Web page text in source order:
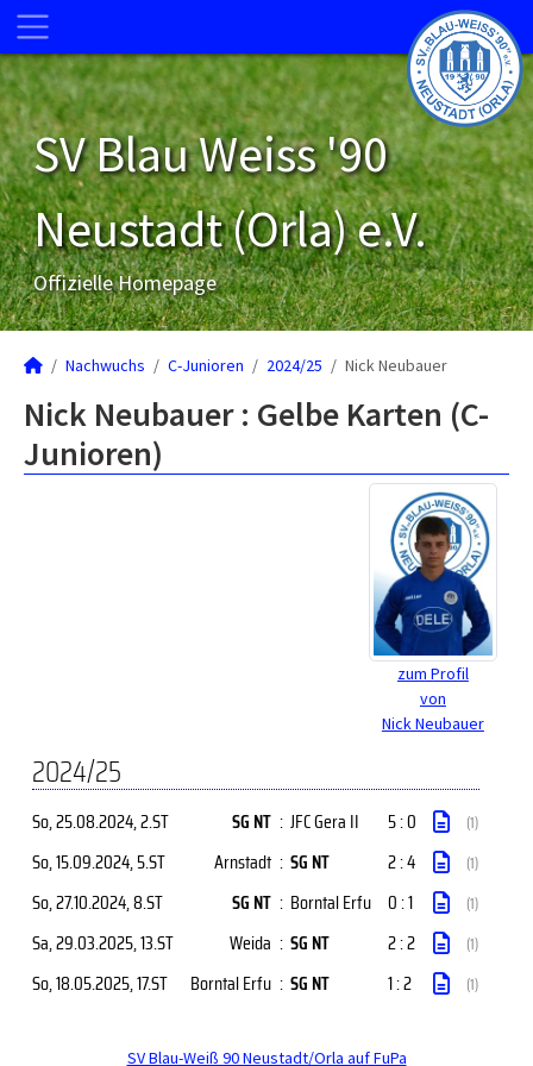
SV Blau Weiss '90
Neustadt (Orla) e.V.
Offizielle Homepage
Nachwuchs C-Junioren 2024/25 Nick Neubauer
Nick Neubauer : Gelbe Karten (C-
Junioren)
zum Profil
von
Nick Neubauer
2024/25
So, 25.08.2024, 2.ST SG NT : JFC Gera II 5 : 0 (1)
So, 15.09.2024, 5.ST Arnstadt : SG NT 2 : 4 (1)
So, 27.10.2024, 8.ST SG NT : Borntal Erfu 0 : 1 (1)
Sa, 29.03.2025, 13.ST Weida : SG NT 2 : 2 (1)
So, 18.05.2025, 17.ST Borntal Erfu : SG NT 1 : 2 (1)
SV Blau-Weiß 90 Neustadt/Orla auf FuPa